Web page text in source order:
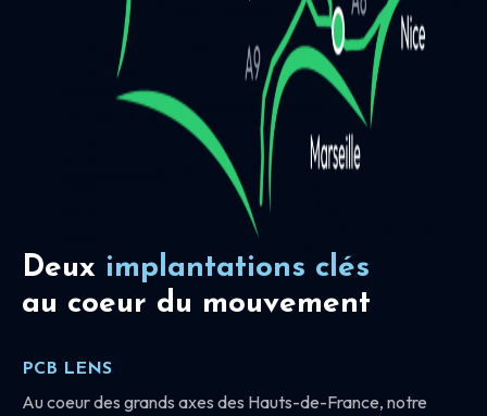
Deux implantations clés
au coeur du mouvement
PCB LENS
Au coeur des grands axes des Hauts-de-France, notre